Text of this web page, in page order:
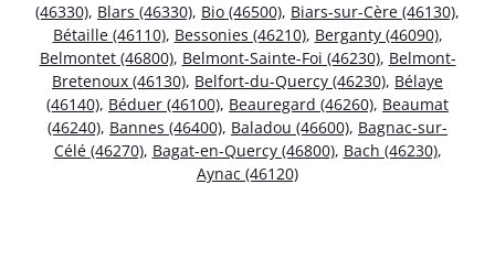
(46330), Blars (46330), Bio (46500), Biars-sur-Cère (46130),
Bétaille (46110), Bessonies (46210), Berganty (46090),
Belmontet (46800), Belmont-Sainte-Foi (46230), Belmont-
Bretenoux (46130), Belfort-du-Quercy (46230), Bélaye
(46140), Béduer (46100), Beauregard (46260), Beaumat
(46240), Bannes (46400), Baladou (46600), Bagnac-sur-
Célé (46270), Bagat-en-Quercy (46800), Bach (46230),
Aynac (46120)